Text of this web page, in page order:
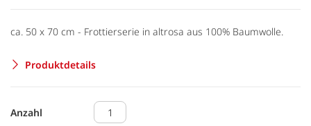
ca. 50 x 70 cm - Frottierserie in altrosa aus 100% Baumwolle.
Produktdetails
Anzahl